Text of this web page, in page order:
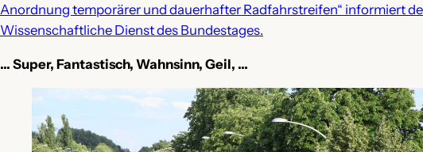
Anordnung temporärer und dauerhafter Radfahrstreifen“ informiert
Wissenschaftliche Dienst des Bundestages.
… Super, Fantastisch, Wahnsinn, Geil, …